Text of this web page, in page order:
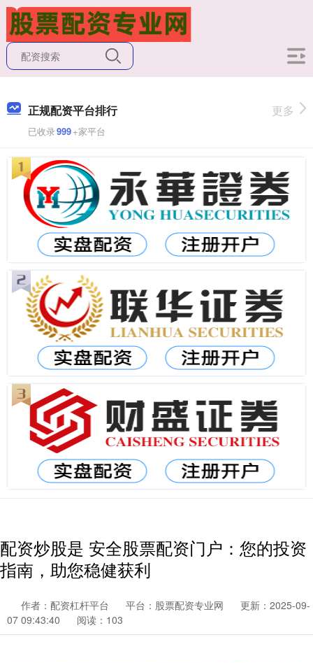
正规配资平台排行
已收录999+家平台
更多
配资炒股是 安全股票配资门户：您的投资
指南，助您稳健获利
作者：配资杠杆平台 平台：股票配资专业网
更新：2025-09-
07 09:43:40
阅读：103